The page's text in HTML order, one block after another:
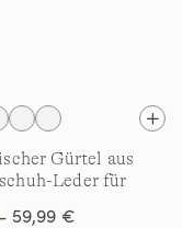
Gürtel aus
Leder für
59,99 €